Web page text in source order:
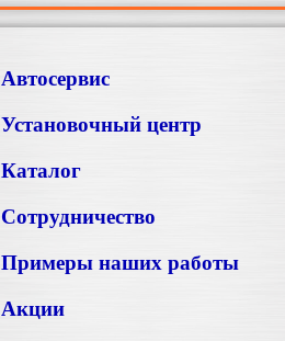
Автосервис
Установочный центр
Каталог
Сотрудничество
Примеры наших работы
Акции